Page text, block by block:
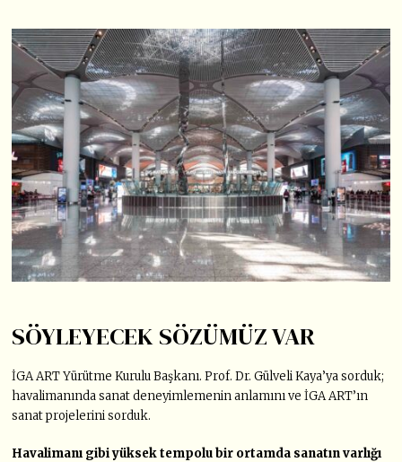
SÖYLEYECEK SÖZÜMÜZ VAR
İGA ART Yürütme Kurulu Başkanı. Prof. Dr. Gülveli Kaya’ya sorduk;
havalimanında sanat deneyimlemenin anlamını ve İGA ART’ın
sanat projelerini sorduk.
Havalimanı gibi yüksek tempolu bir ortamda sanatın varlığı